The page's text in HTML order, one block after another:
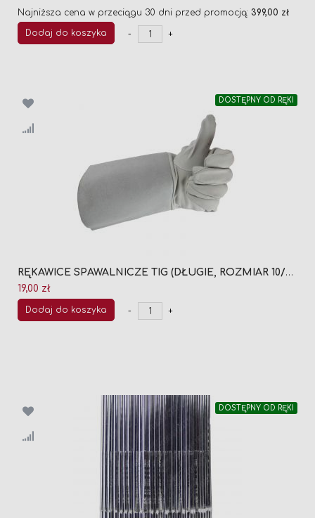
Najniższa cena w przeciągu 30 dni przed promocją: 399,00 zł
Dodaj do koszyka - +
DOSTĘPNY OD RĘKI
RĘKAWICE SPAWALNICZE TIG (DŁUGIE, ROZMIAR 10/XL)
19,00 zł
Dodaj do koszyka - +
DOSTĘPNY OD RĘKI